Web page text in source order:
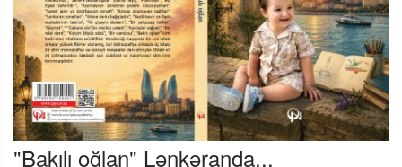
"Bakılı oğlan" Lənkəranda...